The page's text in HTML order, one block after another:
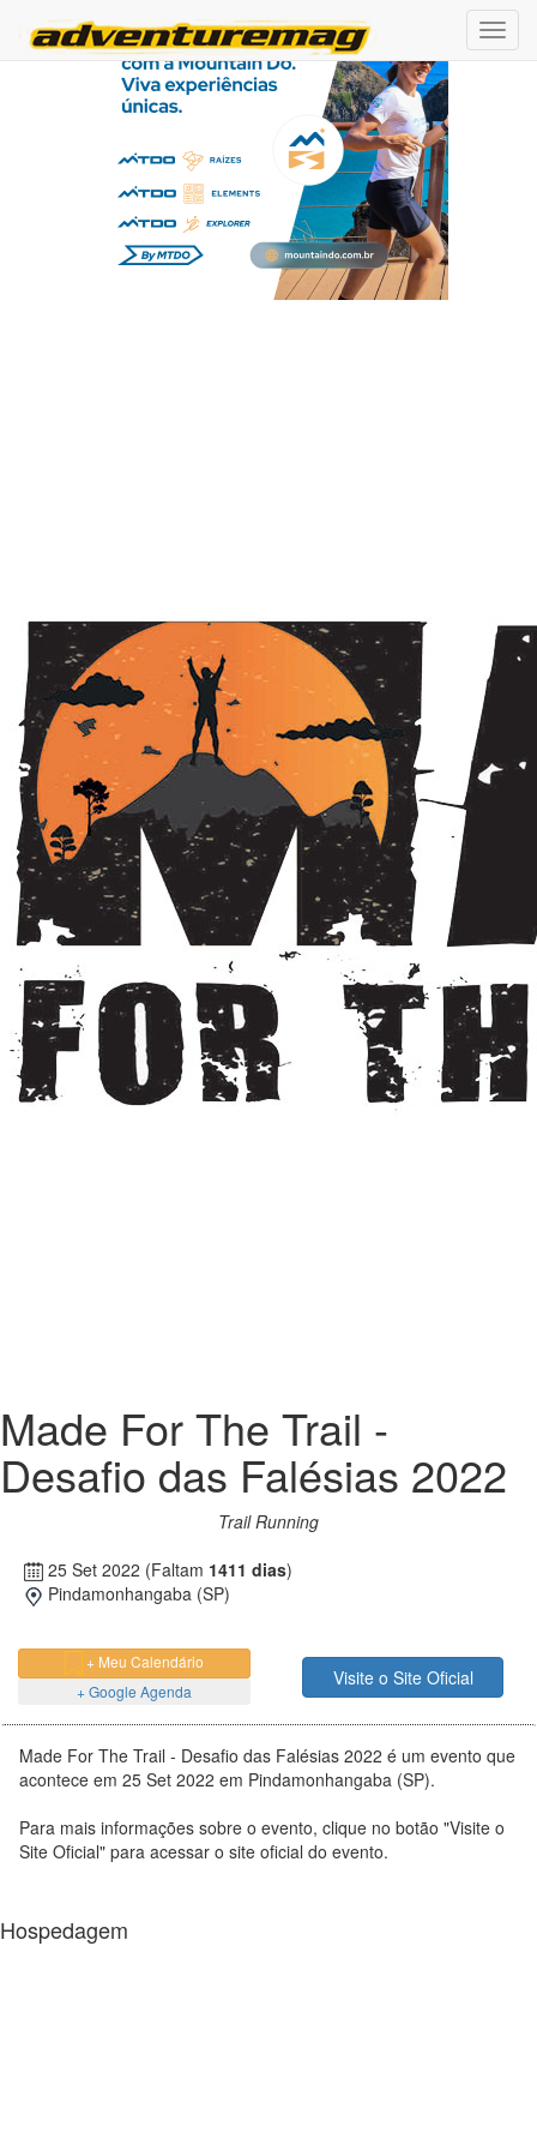
Made For The Trail -
Desafio das Falésias 2022
Trail Running
25 Set 2022 (Faltam 1411 dias)
Pindamonhangaba (SP)
+ Meu Calendário
+ Google Agenda
Visite o Site Oficial
Made For The Trail - Desafio das Falésias 2022 é um evento que
acontece em 25 Set 2022 em Pindamonhangaba (SP).
Para mais informações sobre o evento, clique no botão "Visite o
Site Oficial" para acessar o site oficial do evento.
Hospedagem